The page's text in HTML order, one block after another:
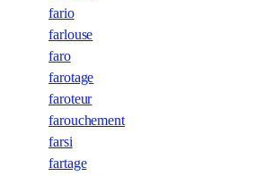
fario
farlouse
faro
farotage
faroteur
farouchement
farsi
fartage